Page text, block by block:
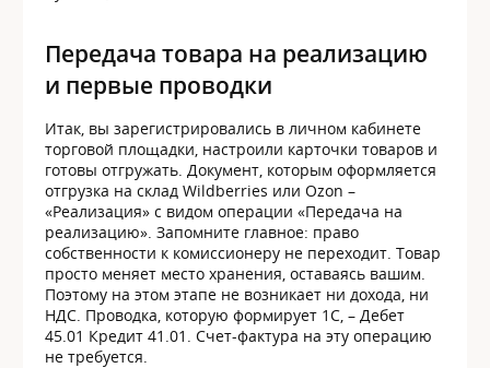
Передача товара на реализацию
и первые проводки
Итак, вы зарегистрировались в личном кабинете
торговой площадки, настроили карточки товаров и
готовы отгружать. Документ, которым оформляется
отгрузка на склад Wildberries или Ozon –
«Реализация» с видом операции «Передача на
реализацию». Запомните главное: право
собственности к комиссионеру не переходит. Товар
просто меняет место хранения, оставаясь вашим.
Поэтому на этом этапе не возникает ни дохода, ни
НДС. Проводка, которую формирует 1С, – Дебет
45.01 Кредит 41.01. Счет-фактура на эту операцию
не требуется.